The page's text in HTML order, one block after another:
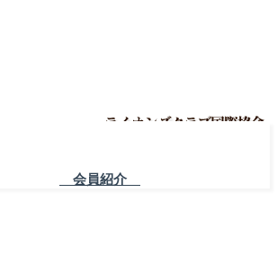
会員紹介